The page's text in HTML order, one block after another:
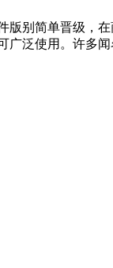
别简单晋级，
泛使用。许多